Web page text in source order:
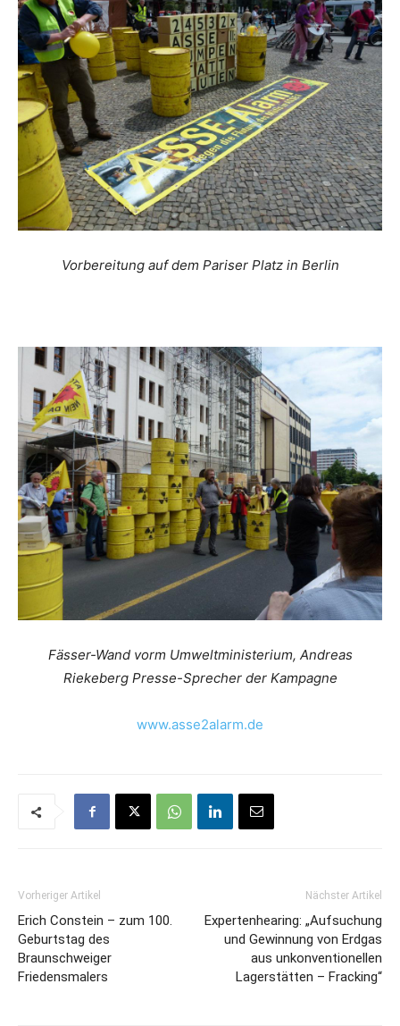
Vorbereitung auf dem Pariser Platz in Berlin
Fässer-Wand vorm Umweltministerium, Andreas
Riekeberg Presse-Sprecher der Kampagne
www.asse2alarm.de
Vorheriger Artikel
Erich Constein – zum 100.
Geburtstag des
Braunschweiger
Friedensmalers
Nächster Artikel
Expertenhearing: „Aufsuchung
und Gewinnung von Erdgas
aus unkonventionellen
Lagerstätten – Fracking“